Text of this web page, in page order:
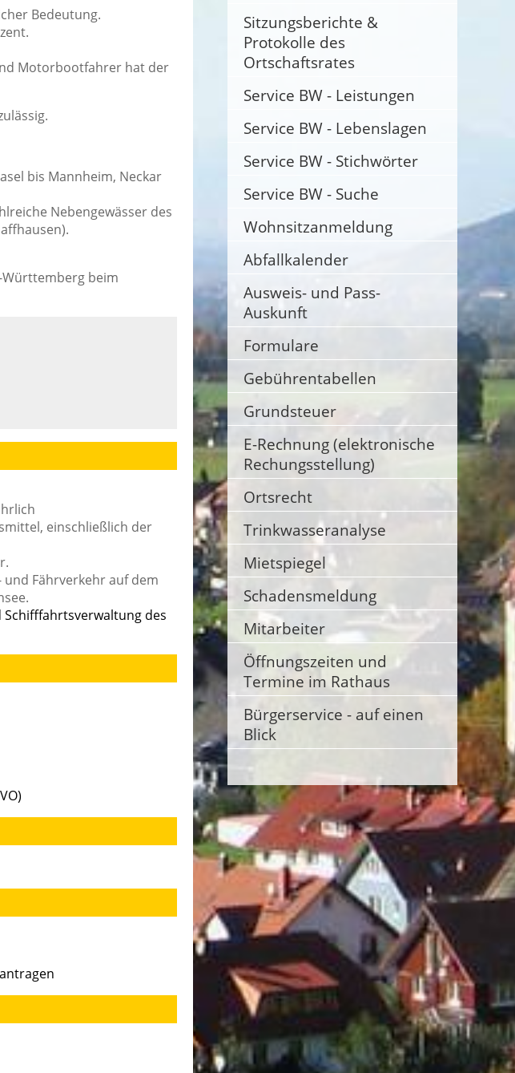
Bedeutung.
Motorbootfahrer hat der
bis Mannheim, Neckar
Nebengewässer des
Württemberg beim
einschließlich der
Fährverkehr auf dem
Schifffahrtsverwaltung des
Sitzungsberichte &
Protokolle des
Ortschaftsrates
Service BW - Leistungen
Service BW - Lebenslagen
Service BW - Stichwörter
Service BW - Suche
Wohnsitzanmeldung
Abfallkalender
Ausweis- und Pass-
Auskunft
Formulare
Gebührentabellen
Grundsteuer
E-Rechnung (elektronische
Rechungsstellung)
Ortsrecht
Trinkwasseranalyse
Mietspiegel
Schadensmeldung
Mitarbeiter
Öffnungszeiten und
Termine im Rathaus
Bürgerservice - auf einen
Blick